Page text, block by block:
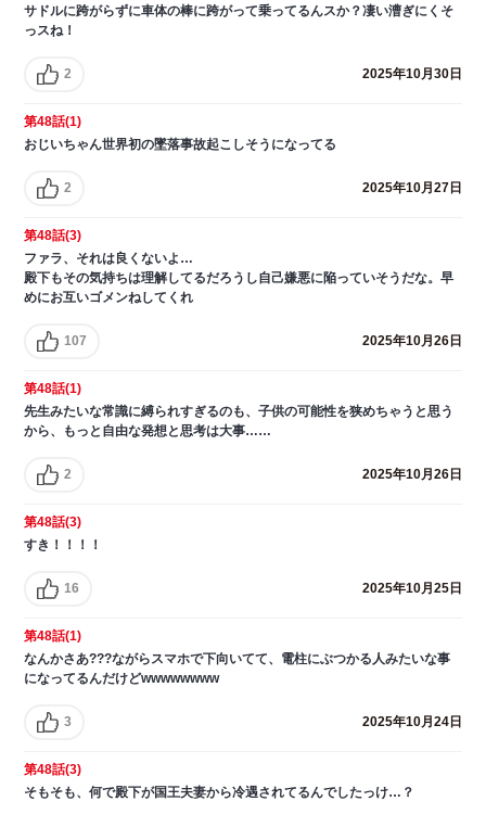
サドルに跨がらずに車体の棒に跨がって乗ってるんスか？凄い漕ぎにくそ
っスね！
2 2025年10月30日
第48話(1)
おじいちゃん世界初の墜落事故起こしそうになってる
2 2025年10月27日
第48話(3)
ファラ、それは良くないよ…
殿下もその気持ちは理解してるだろうし自己嫌悪に陥っていそうだな。早
めにお互いゴメンねしてくれ
107 2025年10月26日
第48話(1)
先生みたいな常識に縛られすぎるのも、子供の可能性を狭めちゃうと思う
から、もっと自由な発想と思考は大事……
2 2025年10月26日
第48話(3)
すき！！！！
16 2025年10月25日
第48話(1)
なんかさあ???ながらスマホで下向いてて、電柱にぶつかる人みたいな事
になってるんだけどwwwwwwww
3 2025年10月24日
第48話(3)
そもそも、何で殿下が国王夫妻から冷遇されてるんでしたっけ…？